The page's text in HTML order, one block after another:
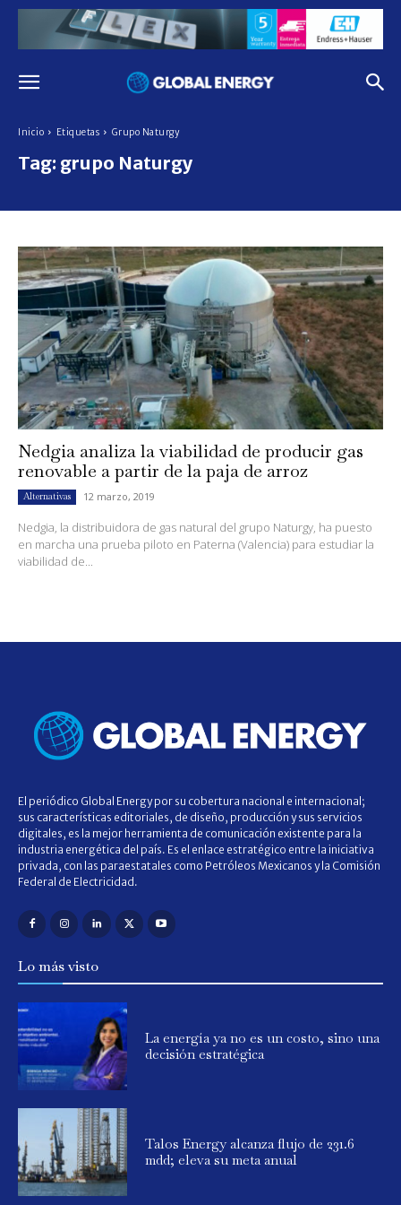
Inicio Etiquetas Grupo Naturgy
Tag: grupo Naturgy
Nedgia analiza la viabilidad de producir gas
renovable a partir de la paja de arroz
Alternativas 12 marzo, 2019
Nedgia, la distribuidora de gas natural del grupo Naturgy, ha puesto
en marcha una prueba piloto en Paterna (Valencia) para estudiar la
viabilidad de...
El periódico Global Energy por su cobertura nacional e internacional;
sus características editoriales, de diseño, producción y sus servicios
digitales, es la mejor herramienta de comunicación existente para la
industria energética del país. Es el enlace estratégico entre la iniciativa
privada, con las paraestatales como Petróleos Mexicanos y la Comisión
Federal de Electricidad.
Lo más visto
La energía ya no es un costo, sino una
decisión estratégica
Talos Energy alcanza flujo de 231.6
mdd; eleva su meta anual